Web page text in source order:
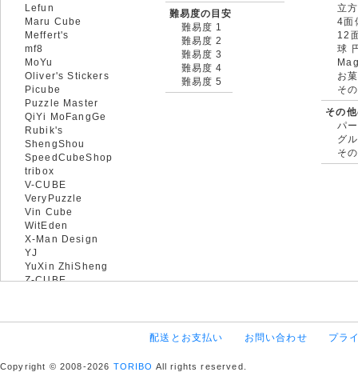
Lefun
Maru Cube
Meffert's
mf8
MoYu
Oliver's Stickers
Picube
Puzzle Master
QiYi MoFangGe
Rubik's
ShengShou
SpeedCubeShop
tribox
V-CUBE
VeryPuzzle
Vin Cube
WitEden
X-Man Design
YJ
YuXin ZhiSheng
Z-CUBE
難易度の目安
難易度 1
難易度 2
難易度 3
難易度 4
難易度 5
立
4面
12
球
お
そ
その
パ
グ
そ
配送とお支払い お問い合わせ プラ
Copyright © 2008-2026 TORIBO All rights reserved.